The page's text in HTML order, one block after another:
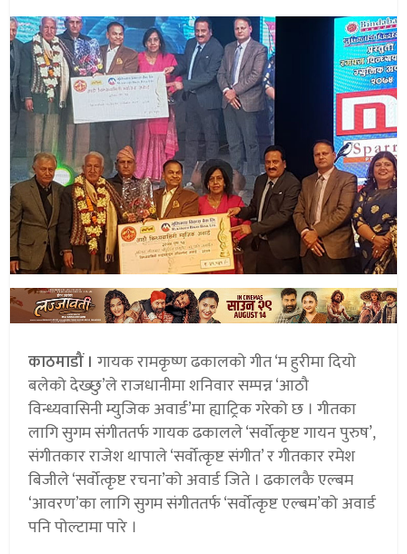
काठमाडौं । गायक रामकृष्ण ढकालको गीत ‘म हुरीमा दियो
बलेको देख्छु’ले राजधानीमा शनिवार सम्पन्न ‘आठौ
विन्ध्यवासिनी म्युजिक अवार्ड’मा ह्याट्रिक गरेको छ । गीतका
लागि सुगम संगीततर्फ गायक ढकालले ‘सर्वोत्कृष्ट गायन पुरुष’,
संगीतकार राजेश थापाले ‘सर्वोत्कृष्ट संगीत’ र गीतकार रमेश
बिजीले ‘सर्वोत्कृष्ट रचना’को अवार्ड जिते । ढकालकै एल्बम
‘आवरण’का लागि सुगम संगीततर्फ ‘सर्वोत्कृष्ट एल्बम’को अवार्ड
पनि पोल्टामा पारे ।